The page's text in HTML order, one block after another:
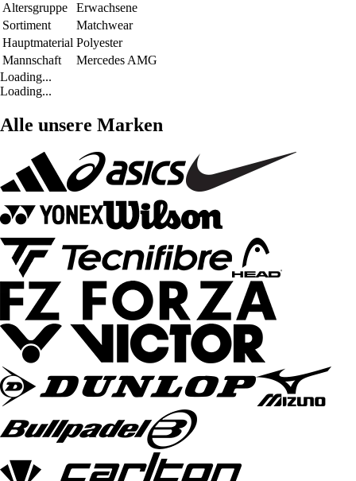
Altersgruppe
Erwachsene
Sortiment
Matchwear
Hauptmaterial Polyester
Mannschaft
Mercedes AMG
Loading...
Loading...
Alle unsere Marken